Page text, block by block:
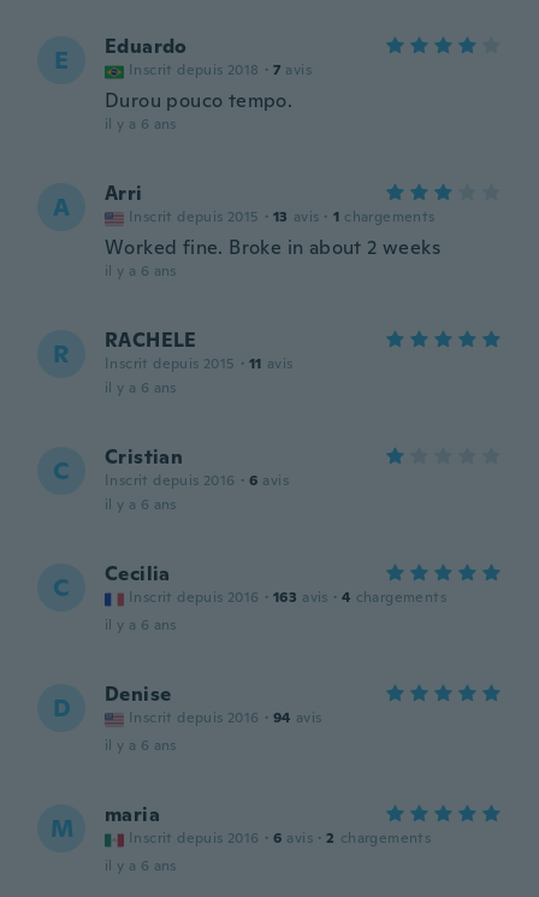
E Eduardo
Inscrit depuis 2018 · 7 avis
Durou pouco tempo.
il y a 6 ans
A Arri
Inscrit depuis 2015 · 13 avis · 1 chargements
Worked fine. Broke in about 2 weeks
il y a 6 ans
R RACHELE
Inscrit depuis 2015 · 11 avis
il y a 6 ans
C Cristian
Inscrit depuis 2016 · 6 avis
il y a 6 ans
C Cecilia
Inscrit depuis 2016 · 163 avis · 4 chargements
il y a 6 ans
D Denise
Inscrit depuis 2016 · 94 avis
il y a 6 ans
M maria
Inscrit depuis 2016 · 6 avis · 2 chargements
il y a 6 ans